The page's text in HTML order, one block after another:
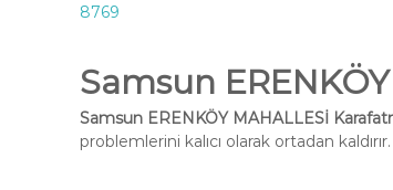
8769
Samsun
Samsun ERENKÖY MAHALLESİ
problemlerini kalıcı olarak ortadan